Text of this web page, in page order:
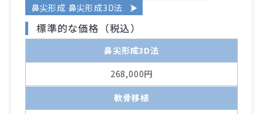
鼻尖形成 鼻尖形成3D法
標準的な価格（税込）
鼻尖形成3D法
268,000円
軟骨移植